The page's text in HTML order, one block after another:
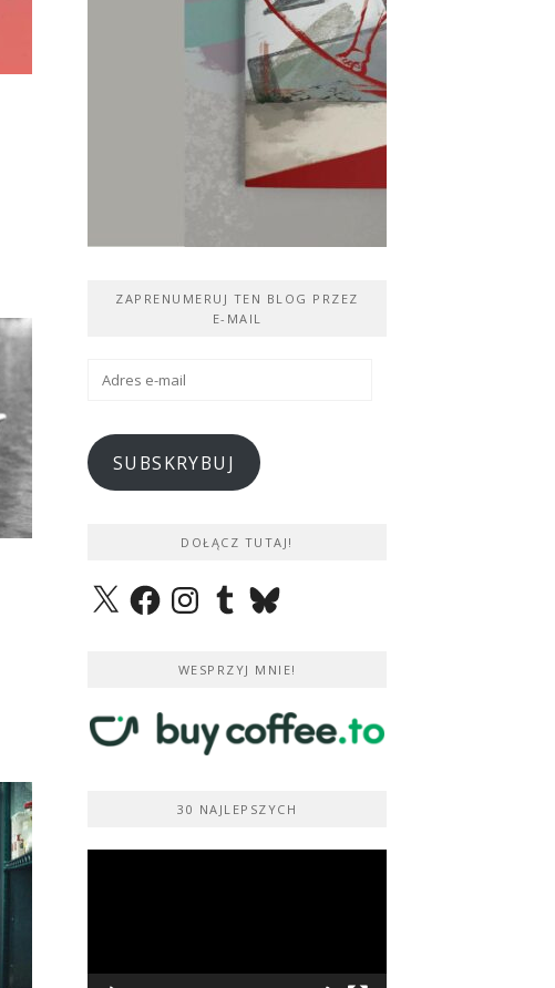
ZAPRENUMERUJ TEN BLOG PRZEZ
E-MAIL
Adres
SUBSKRYBUJ
DOŁĄCZ TUTAJ!
X FacebookInstagramTumblrBluesky
WESPRZYJ MNIE!
30 NAJLEPSZYCH